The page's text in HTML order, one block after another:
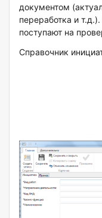
документом
переработка и
поступают на
Справочник